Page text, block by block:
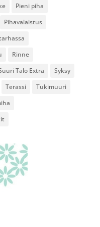
Pieni piha
Pihavalaistus
Rinne
Talo Extra
Syksy
Terassi
Tukimuuri